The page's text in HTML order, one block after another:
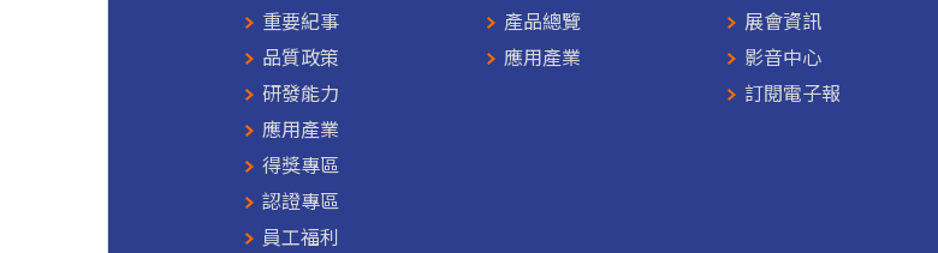
重要紀事
品質政策
研發能力
應用產業
得獎專區
認證專區
員工福利
產品總覽
應用產業
展會資訊
影音中心
訂閱電子報